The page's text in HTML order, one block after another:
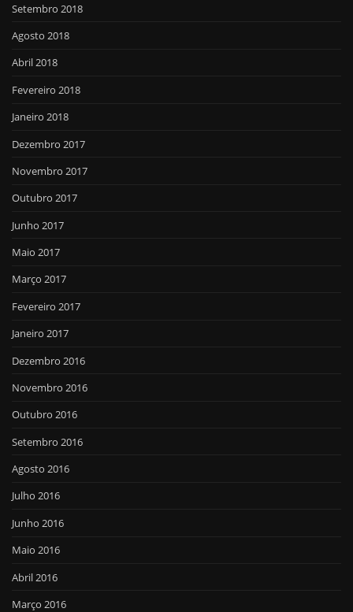
Setembro 2018
Agosto 2018
Abril 2018
Fevereiro 2018
Janeiro 2018
Dezembro 2017
Novembro 2017
Outubro 2017
Junho 2017
Maio 2017
Março 2017
Fevereiro 2017
Janeiro 2017
Dezembro 2016
Novembro 2016
Outubro 2016
Setembro 2016
Agosto 2016
Julho 2016
Junho 2016
Maio 2016
Abril 2016
Março 2016